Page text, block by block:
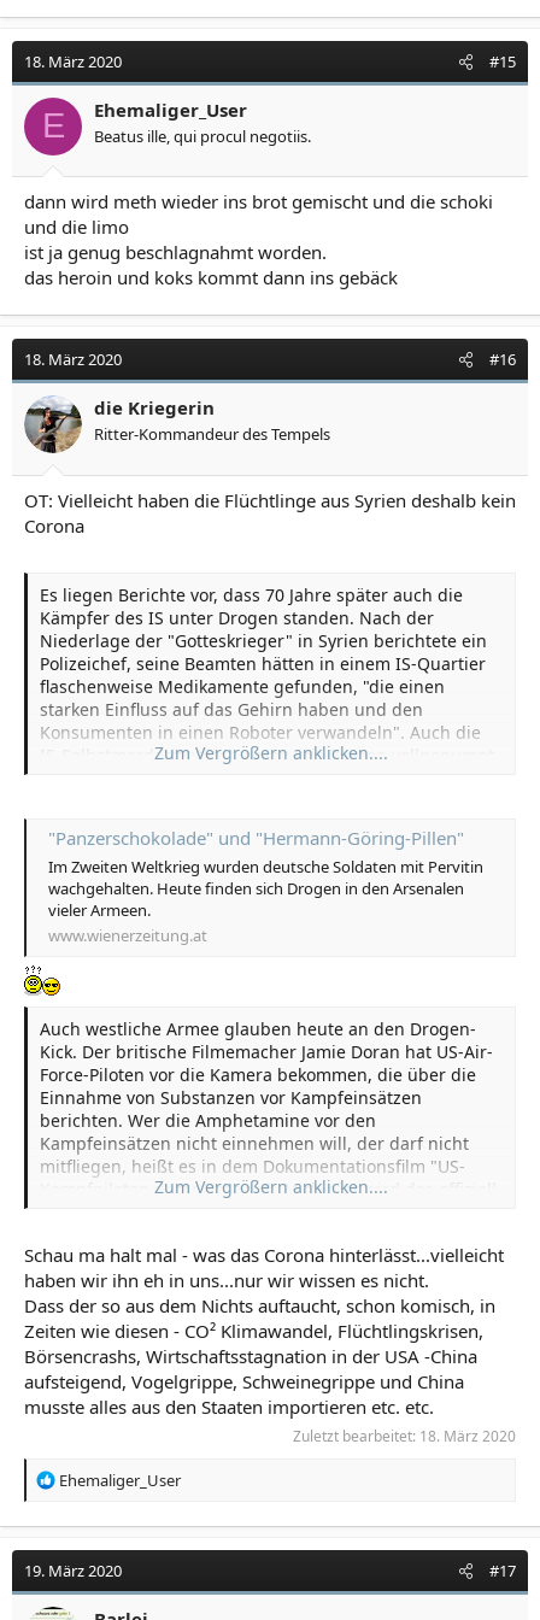
18. März 2020 #15
E Ehemaliger_User
Beatus ille, qui procul negotiis.
dann wird meth wieder ins brot gemischt und die schoki
und die limo
ist ja genug beschlagnahmt worden.
das heroin und koks kommt dann ins gebäck
18. März 2020 #16
die Kriegerin
Ritter-Kommandeur des Tempels
OT: Vielleicht haben die Flüchtlinge aus Syrien deshalb kein
Corona
Es liegen Berichte vor, dass 70 Jahre später auch die
Kämpfer des IS unter Drogen standen. Nach der
Niederlage der "Gotteskrieger" in Syrien berichtete ein
Polizeichef, seine Beamten hätten in einem IS-Quartier
flaschenweise Medikamente gefunden, "die einen
starken Einfluss auf das Gehirn haben und den
Konsumenten in einen Roboter verwandeln". Auch die
IS-Selbstmordattentäter waren mit Drogen vollgepumpt.
Zum Vergrößern anklicken....
"Panzerschokolade" und "Hermann-Göring-Pillen"
Im Zweiten Weltkrieg wurden deutsche Soldaten mit Pervitin
wachgehalten. Heute finden sich Drogen in den Arsenalen
vieler Armeen.
www.wienerzeitung.at
Auch westliche Armee glauben heute an den Drogen-
Kick. Der britische Filmemacher Jamie Doran hat US-Air-
Force-Piloten vor die Kamera bekommen, die über die
Einnahme von Substanzen vor Kampfeinsätzen
berichten. Wer die Amphetamine vor den
Kampfeinsätzen nicht einnehmen will, der darf nicht
mitfliegen, heißt es in dem Dokumentationsfilm "US-
Kampfpiloten unter Drogen". Auch hier wird das offiziell
sorgen würden.
Zum Vergrößern anklicken....
Schau ma halt mal - was das Corona hinterlässt...vielleicht
haben wir ihn eh in uns...nur wir wissen es nicht.
Dass der so aus dem Nichts auftaucht, schon komisch, in
Zeiten wie diesen - CO² Klimawandel, Flüchtlingskrisen,
Börsencrashs, Wirtschaftsstagnation in der USA -China
aufsteigend, Vogelgrippe, Schweinegrippe und China
musste alles aus den Staaten importieren etc. etc.
Zuletzt bearbeitet: 18. März 2020
R
a
t
i
o
Ehemaliger_User
19. März 2020 #17